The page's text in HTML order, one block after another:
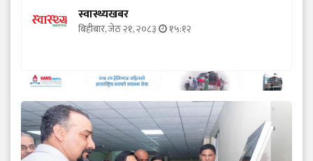
स्वास्थ्यखबर
बिहीबार, जेठ २१, २०८३ १५:१२